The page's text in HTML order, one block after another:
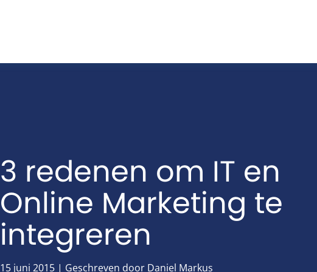
3 redenen om IT en
Online Marketing te
integreren
15 juni 2015 | Geschreven door Daniel Markus